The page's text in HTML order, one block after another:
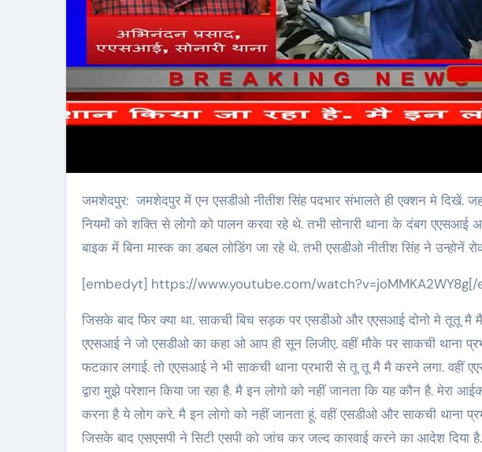
जमशेदपुर: जमशेदपुर में एन एसडीओ नीतीश सिंह पदभार संभालते ही एक्शन मे दिखें. जहां अधिकारीयों के साथ साकची बाजार मे कोरोना के
नियमों को शक्ति से लोगो को पालन करवा रहे थे. तभी सोनारी थाना के दंबग
बाइक में बिना मास्क का डबल लोडिंग जा रहे थे. तभी एसडीओ नीतीश सिंह ने उन्होनें
[embedyt] https://www.youtube.com/
जिसके बाद फिर क्या था. साकची बिच सड़क पर एसडीओ और एएसआई दोनो मे तूतू मै मै
एएसआई ने जो एसडीओ का कहा ओ आप ही सून लिजीए. वहीं मौके पर साकची थाना
फटकार लगाई. तो एएसआई ने भी साकची थाना प्रभारी से तू तू मै मै करने लगा. वहीं
द्वारा मुझे परेशान किया जा रहा है. मै इन लोगो को नहीं जानता कि यह कौन है. मेरा
करना है ये लोग करे. मै इन लोगो को नहीं जानता हूं. वहीं एसडीओ और साकची थाना
जिसके बाद एसएसपी ने सिटी एसपी को जांच कर जल्द कारवाई करने का आदेश दिया